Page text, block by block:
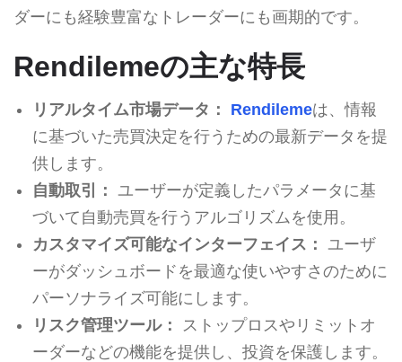
ダーにも経験豊富なトレーダーにも画期的です。
Rendilemeの主な特長
リアルタイム市場データ： Rendilemeは、情報
に基づいた売買決定を行うための最新データを提
供します。
自動取引：
ユーザーが定義したパラメータに基
づいて自動売買を行うアルゴリズムを使用。
カスタマイズ可能なインターフェイス：
ユーザ
ーがダッシュボードを最適な使いやすさのために
パーソナライズ可能にします。
リスク管理ツール：
ストップロスやリミットオ
ーダーなどの機能を提供し、投資を保護します。